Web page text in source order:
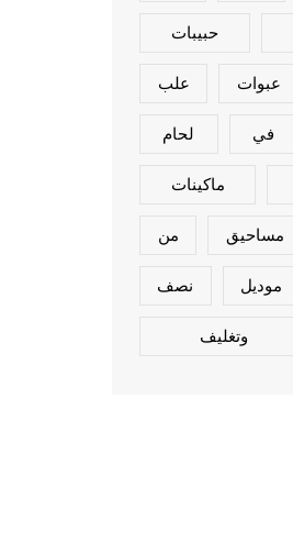
حبيبات
عبوات علب
في لحام
ماكينات
مساحيق من
موديل نصف
وتغليف